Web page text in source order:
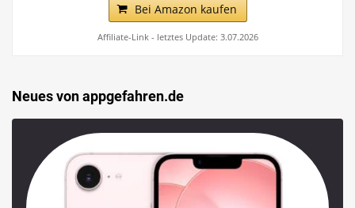
Bei Amazon kaufen
Affiliate-Link - letztes Update: 3.07.2026
Neues von appgefahren.de